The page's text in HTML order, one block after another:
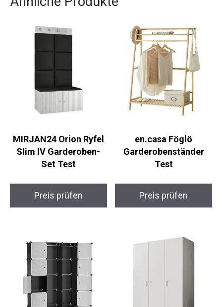
MIRJAN24 Orion Ryfel
Slim IV Garderoben-
Set Test
Preis prüfen
en.casa Föglö
Garderobenständer
Test
Preis prüfen